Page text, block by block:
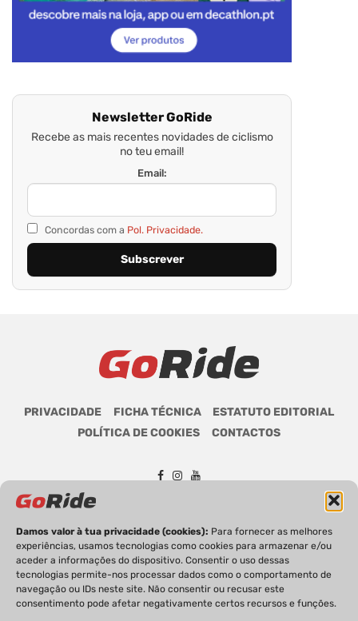
Damos valor à tua privacidade (cookies): Para fornecer as melhores
experiências, usamos tecnologias como cookies para armazenar e/ou
aceder a informações do dispositivo. Consentir o uso dessas
tecnologias permite-nos processar dados como o comportamento de
navegação ou IDs neste site. Não consentir ou recusar este
consentimento pode afetar negativamente certos recursos e funções.
Newsletter GoRide
Recebe as mais recentes novidades de ciclismo
no teu email!
Email:
Concordas com a Pol. Privacidade.
PRIVACIDADE FICHA TÉCNICA
ESTATUTO EDITORIAL
POLÍTICA DE COOKIES
CONTACTOS